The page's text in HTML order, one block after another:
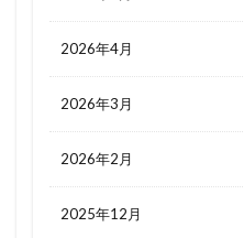
2026年4月
2026年3月
2026年2月
2025年12月